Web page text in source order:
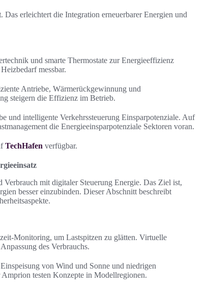
erleichtert die Integration erneuerbarer Energien und
und smarte Thermostate zur Energieeffizienz
messbar.
Antriebe, Wärmerückgewinnung und
steigern die Effizienz im Betrieb.
und intelligente Verkehrssteuerung Einsparpotenziale. Auf
die Energieeinsparpotenziale Sektoren voran.
TechHafen verfügbar.
mit digitaler Steuerung Energie. Das Ziel ist,
besser einzubinden. Dieser Abschnitt beschreibt
Monitoring, um Lastspitzen zu glätten. Virtuelle
des Verbrauchs.
von Wind und Sonne und niedrigen
testen Konzepte in Modellregionen.